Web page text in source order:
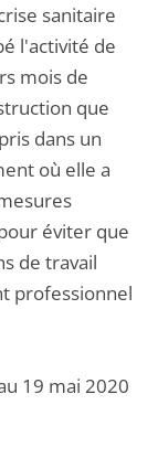
sanitaire
l'activité de
mois de
que
dans un
où elle a
éviter que
de travail
professionnel
19 mai 2020